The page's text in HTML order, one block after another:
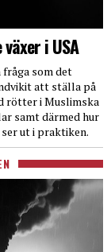
i USA
fråga som det
att ställa på
rötter i Muslimska
samt därmed hur
ut i praktiken.